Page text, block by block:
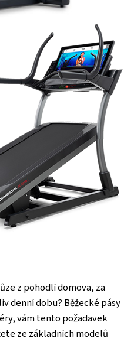
z pohodlí domova, za
denní dobu? Běžecké pásy
vám tento požadavek
ze základních modelů